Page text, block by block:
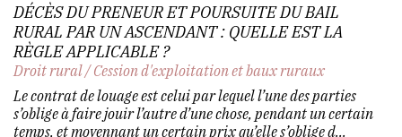
DÉCÈS DU PRENEUR ET POURSUITE DU BAIL
RURAL PAR UN ASCENDANT : QUELLE EST LA
RÈGLE APPLICABLE ?
Droit rural/Cession d'exploitation et baux ruraux
Le contrat de louage est celui par lequel l’une des parties
s’oblige à faire jouir l’autre d’une chose, pendant un certain
temps, et moyennant un certain prix qu’elle s’oblige d...